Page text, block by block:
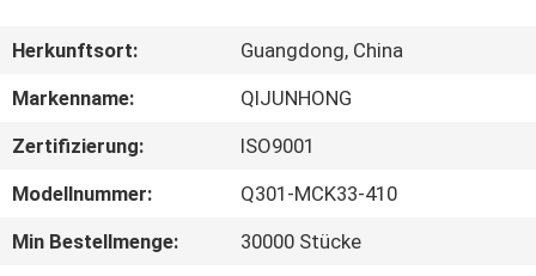
VR-
SHOW
ÜBER
UNS
Herkunftsort:
Guangdong, China
Markenname:
QIJUNHONG
Zertifizierung:
ISO9001
Modellnummer:
Q301-MCK33-410
Min Bestellmenge:
30000 Stücke